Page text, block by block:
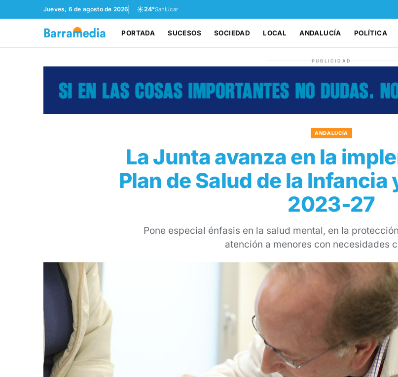
Jueves, 6 de agosto de 2026 ☀️24°Sanlúcar
PORTADA SUCESOS SOCIEDAD LOCAL ANDALUCÍA POLÍTICA
PUBLICIDAD
ANDALUCÍA
La Junta avanza en la
Plan de Salud de la
2023-27
Pone especial énfasis en la salud mental, en la
atención a menores con necesidades